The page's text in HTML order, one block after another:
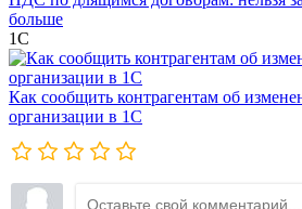
больше
1С
Как сообщить контрагентам об
организации в 1C